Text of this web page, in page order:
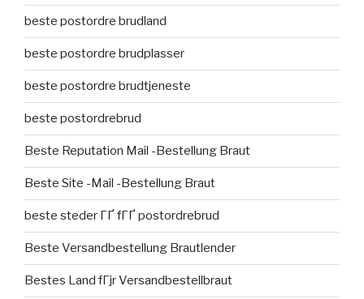
beste postordre brudland
beste postordre brudplasser
beste postordre brudtjeneste
beste postordrebrud
Beste Reputation Mail -Bestellung Braut
Beste Site -Mail -Bestellung Braut
beste steder ГҐ fГҐ postordrebrud
Beste Versandbestellung Brautlender
Bestes Land fГјr Versandbestellbraut